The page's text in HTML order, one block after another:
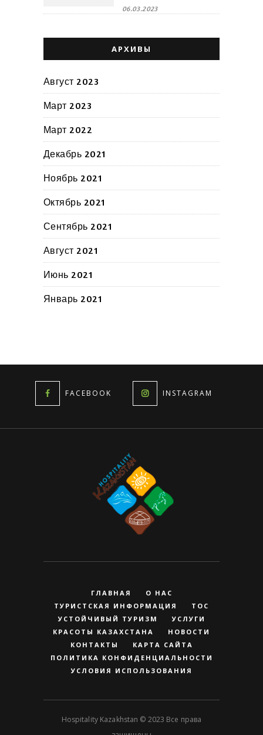
06.03.2023
АРХИВЫ
Август 2023
Март 2023
Март 2022
Декабрь 2021
Ноябрь 2021
Октябрь 2021
Сентябрь 2021
Август 2021
Июнь 2021
Январь 2021
FACEBOOK INSTAGRAM
ГЛАВНАЯ
О НАС
ТУРИСТСКАЯ ИНФОРМАЦИЯ
ТОС
УСТОЙЧИВЫЙ ТУРИЗМ
УСЛУГИ
КРАСОТЫ КАЗАХСТАНА
НОВОСТИ
КОНТАКТЫ
КАРТА САЙТА
ПОЛИТИКА КОНФИДЕНЦИАЛЬНОСТИ
УСЛОВИЯ ИСПОЛЬЗОВАНИЯ
Hospitality Kazakhstan © 2023 Все права